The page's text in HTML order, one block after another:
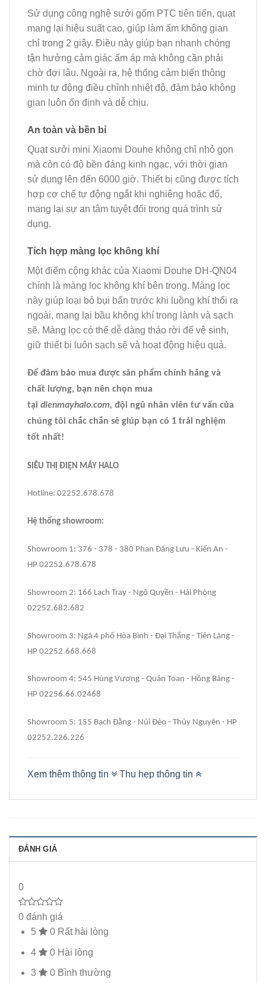
Sử dụng công nghệ sưởi gốm PTC tiên tiến, quạt
mang lại hiệu suất cao, giúp làm ấm không gian
chỉ trong 2 giây. Điều này giúp bạn nhanh chóng
tận hưởng cảm giác ấm áp mà không cần phải
chờ đợi lâu. Ngoài ra, hệ thống cảm biến thông
minh tự động điều chỉnh nhiệt độ, đảm bảo không
gian luôn ổn định và dễ chịu.
An toàn và bền bỉ
Quạt sưởi mini Xiaomi Douhe không chỉ nhỏ gọn
mà còn có độ bền đáng kinh ngạc, với thời gian
sử dụng lên đến 6000 giờ. Thiết bị cũng được tích
hợp cơ chế tự động ngắt khi nghiêng hoặc đổ,
mang lại sự an tâm tuyệt đối trong quá trình sử
dụng.
Tích hợp màng lọc không khí
Một điểm cộng khác của Xiaomi Douhe DH-QN04
chính là màng lọc không khí bên trong. Màng lọc
này giúp loại bỏ bụi bẩn trước khi luồng khí thổi ra
ngoài, mang lại bầu không khí trong lành và sạch
sẽ. Màng lọc có thể dễ dàng tháo rời để vệ sinh,
giữ thiết bị luôn sạch sẽ và hoạt động hiệu quả.
Để đảm bảo mua được sản phẩm chính hãng và
chất lượng, bạn nên chọn mua
tại dienmayhalo.com, đội ngũ nhân viên tư vấn của
chúng tôi chắc chắn sẽ giúp bạn có 1 trải nghiệm
tốt nhất!
SIÊU THỊ ĐIỆN MÁY HALO
Hotline: 02252.678.678
Hệ thống showroom:
Showroom 1: 376 - 378 - 380 Phan Đăng Lưu - Kiến An -
HP 02252.678.678
Showroom 2: 166 Lạch Tray - Ngô Quyền - Hải Phòng
02252.682.682
Showroom 3: Ngã 4 phố Hòa Bình - Đại Thắng - Tiên Lãng -
HP 02252.668.668
Showroom 4: 545 Hùng Vương - Quán Toan - Hồng Bàng -
HP 02256.66.02468
Showroom 5: 155 Bạch Đằng - Núi Đèo - Thủy Nguyên - HP
02252.226.226
Xem thêm thông tin Thu hẹp thông tin
ĐÁNH GIÁ
0
0 đánh giá
5
0 Rất hài lòng
4 0 Hài lòng
3 0 Bình thường